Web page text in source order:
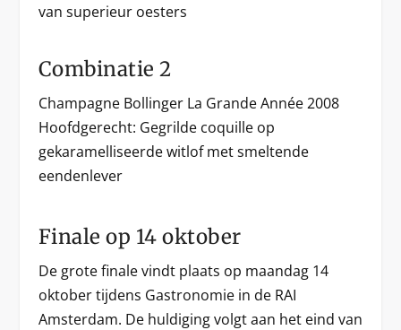
van superieur oesters
Combinatie 2
Champagne Bollinger La Grande Année 2008
Hoofdgerecht: Gegrilde coquille op
gekaramelliseerde witlof met smeltende
eendenlever
Finale op 14 oktober
De grote finale vindt plaats op maandag 14
oktober tijdens Gastronomie in de RAI
Amsterdam. De huldiging volgt aan het eind van